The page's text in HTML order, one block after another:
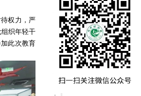
权力，严
织年轻干
此次教育